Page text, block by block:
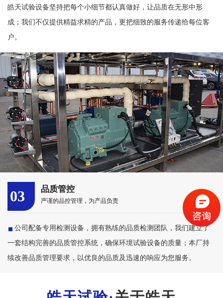
皓天试验设备坚持把每个小细节都认真做好，让品质在无形中形
成；我们不仅提供精益求精的产品，更把细致的服务传递给每位客
户。
03 品质管控
严谨的品控管理，为产品负责
公司配备专用检测设备，拥有熟练的品质检测团队，我们建立了
一套结构完善的品质管控系统，确保环境试验设备的质量；本厂持
续改善品质管理要求，以优良的品质及迅速的响应为您服务。